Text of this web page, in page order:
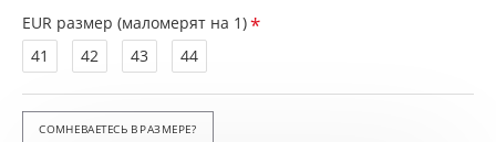
EUR размер (маломерят на 1)
41
42 43 44
СОМНЕВАЕТЕСЬ В РАЗМЕРЕ?